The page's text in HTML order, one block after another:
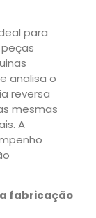
para
analisa o
reversa
mesmas
A
fabricação